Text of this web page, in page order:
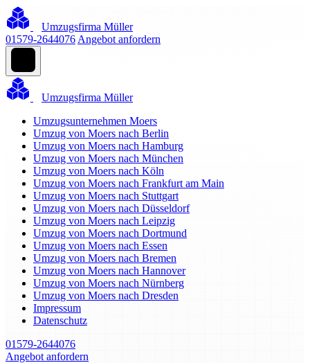
Umzugsfirma Müller
01579-2644076 Angebot anfordern
Umzugsfirma Müller
Umzugsunternehmen Moers
Umzug von Moers nach Berlin
Umzug von Moers nach Hamburg
Umzug von Moers nach München
Umzug von Moers nach Köln
Umzug von Moers nach Frankfurt am Main
Umzug von Moers nach Stuttgart
Umzug von Moers nach Düsseldorf
Umzug von Moers nach Leipzig
Umzug von Moers nach Dortmund
Umzug von Moers nach Essen
Umzug von Moers nach Bremen
Umzug von Moers nach Hannover
Umzug von Moers nach Nürnberg
Umzug von Moers nach Dresden
Impressum
Datenschutz
01579-2644076
Angebot anfordern